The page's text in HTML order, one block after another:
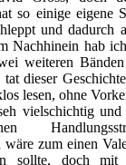
so einige eigene
und dadurch
Nachhinein hab
weiteren
dieser
lesen, ohne
vielschichtig
wäre zum einen
sollte, doch mit